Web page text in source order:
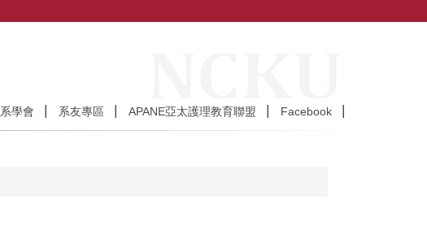
系學會 系友專區 APANE亞太護理教育聯盟 Facebook